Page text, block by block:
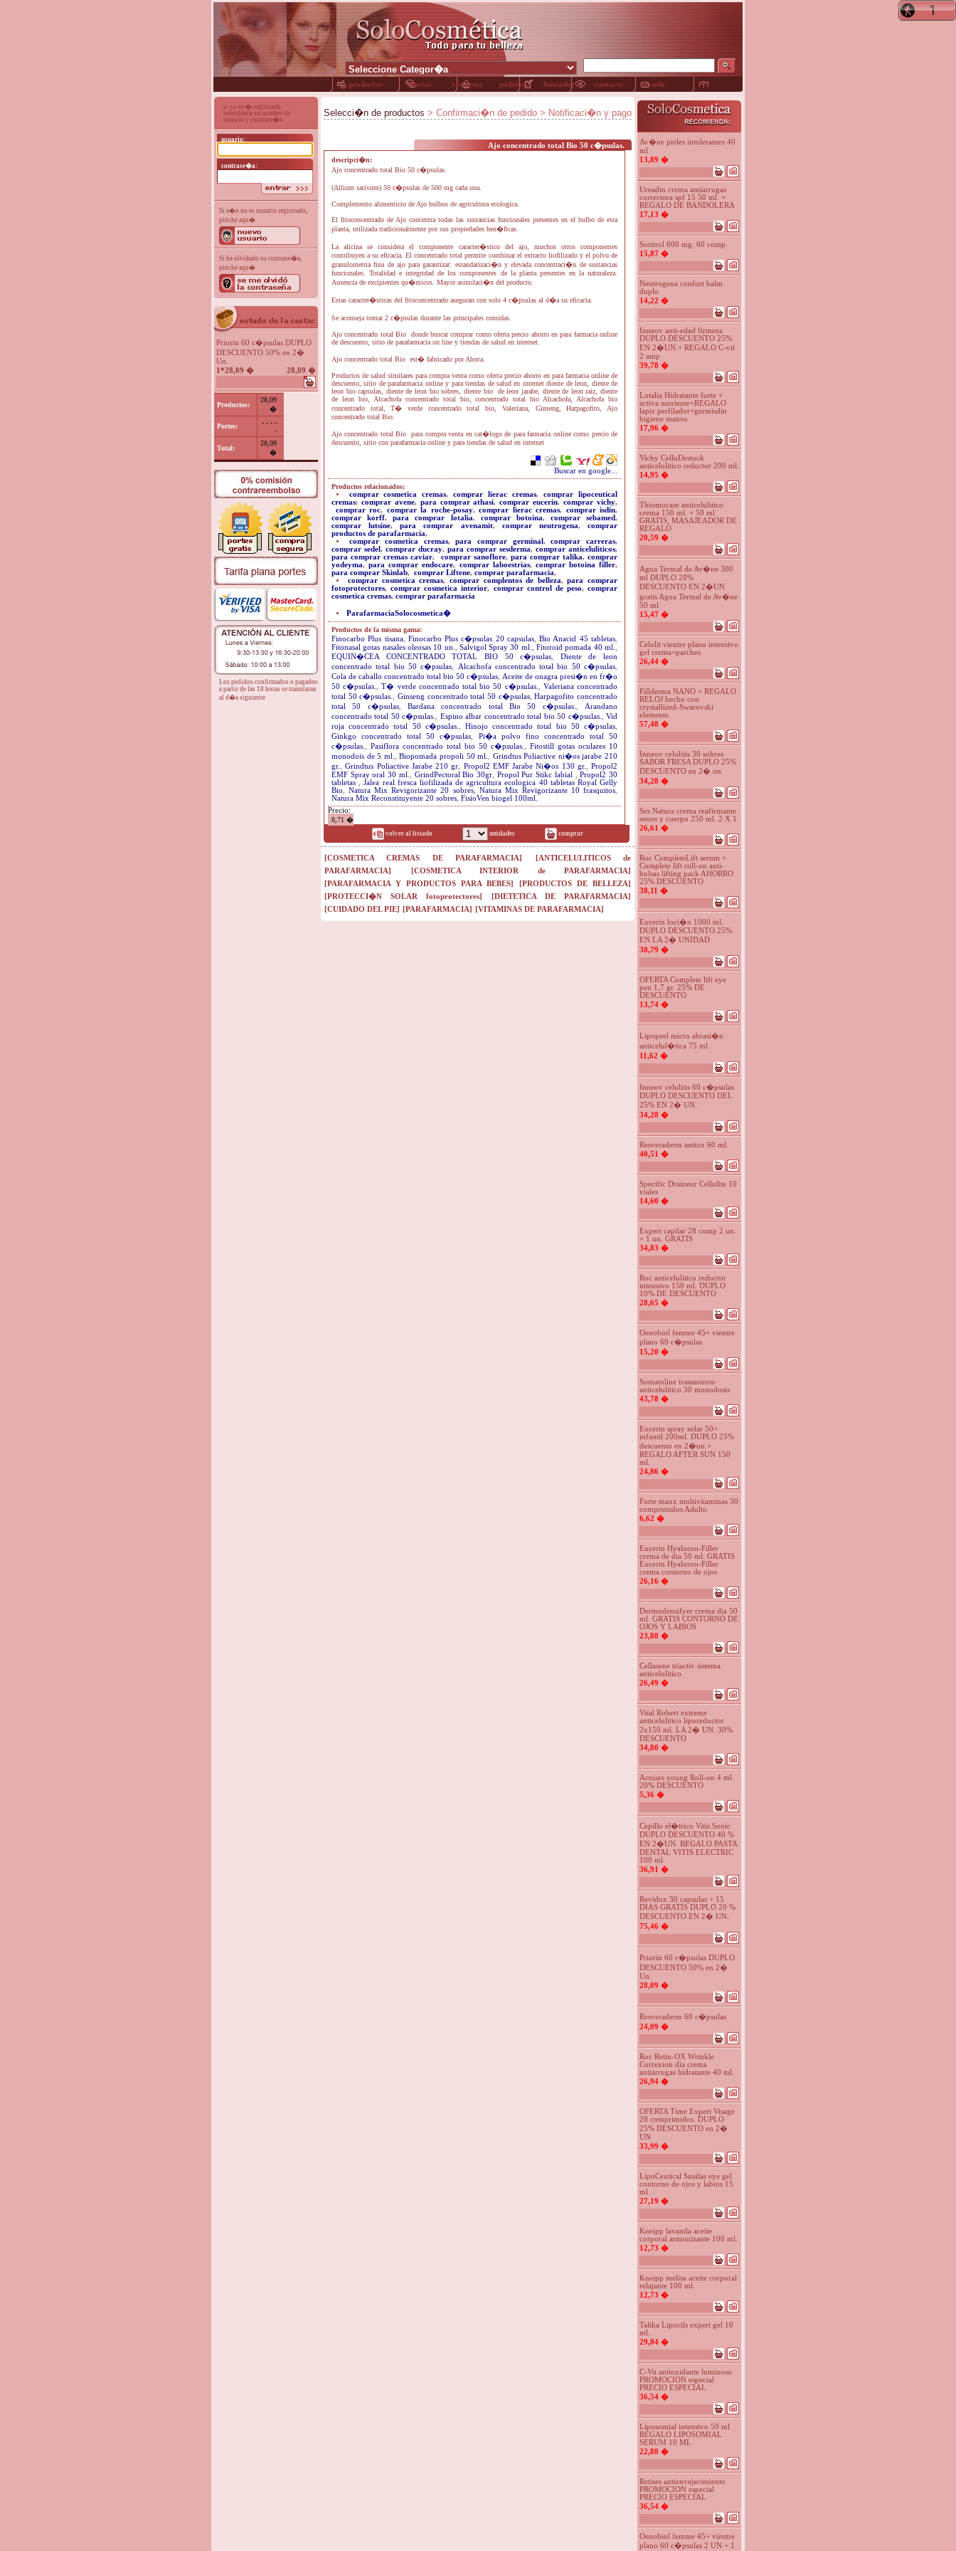
productos ofertas ver cesta pedidos buscador contacte ayuda
si ya est� registrado
introduzca su nombre de
usuario y contrase�a
usuario:
contrase�a:
Si a�n no es usuario registrado,
pinche aqu�
Si ha olvidado su contrase�a,
pinche aqu�
Priorin 60 c�psulas DUPLO
DESCUENTO 50% en 2�
Un.
1*28,09 �
28,09 �
Productos:
28,09
�
Portes:
- - - -
-
Total:
28,09
�
Los pedidos confirmados o pagados
a partir de las 18 horas se tramitaran
al d�a siguiente
Selecci�n de productos > Confirmaci�n de pedido > Notificaci�n y pago
Ajo concentrado total Bio 50 c�psulas.
descripci�n:
Ajo concentrado total Bio 50 c�psulas.
(Allium sativum) 50 c�psulas de 500 mg cada una.
Complemento alimenticio de Ajo bulbos de agricultura ecologica.
El fitoconcentrado de Ajo concentra todas las sustancias funcionales presentes en el bulbo de esta
planta, utilizada tradicionalmente por sus propiedades ben�ficas.
La alicina se considera el componente caracter�stico del ajo, muchos otros componentes
contribuyen a su eficacia. El concentrado total permite combinar el extracto liofilizado y el polvo de
granulometria fina de ajo para garantizar: estandarizaci�n y elevada concentraci�n de sustancias
funcionales. Totalidad e integridad de los componentes de la planta presentes en la naturaleza.
Ausencia de excipientes qu�micos. Mayor asimilaci�n del producto.
Estas caracter�sticas del fitoconcentrado aseguran con solo 4 c�psulas al d�a su eficacia.
Se aconseja tomar 2 c�psulas durante las principales comidas.
Ajo concentrado total Bio donde buscar comprar como oferta precio ahorro en para farmacia online
de descuento, sitio de parafarmacia on line y tiendas de salud en internet.
Ajo concentrado total Bio est� fabricado por Aboca.
Productos de salud similares para compra venta como oferta precio ahorro en para farmacia online de
descuento, sitio de parafarmacia online y para tiendas de salud en internet diente de leon, diente de
leon bio capsulas, diente de leon bio sobres, diente bio de leon jarabe, diente de leon raiz, diente
de leon bio, Alcachofa concentrado total bio, concentrado total bio Alcachofa, Alcachofa bio
concentrado total, T� verde concentrado total bio, Valeriana, Ginseng, Harpagofito, Ajo
concentrado total Bio.
Ajo concentrado total Bio para compra venta en cat�logo de para farmacia online como precio de
descuento, sitio con parafarmacia online y para tiendas de salud en internet
Buscar en google...
Productos relacionados:
comprar cosmetica cremas,comprar lierac cremas,comprar lipoceutical
cremas; comprar avene, para comprar athasi,comprar eucerin,comprar vichy,
comprar roc, comprar la roche-posay, comprar lierac cremas, comprar isdin,
comprar korff,para comprar lotalia, comprar botoina, comprar sebamed,
comprar lutsine,para comprar avenamit, comprar neutrogena,comprar
productos de parafarmacia,
comprar cosmetica cremas,para comprar germinal,comprar carreras,
comprar sedel, comprar ducray, para comprar sesderma, comprar anticeluliticos,
para comprar cremas caviar, comprar sanoflore, para comprar talika,comprar
yodeyma,para comprar endocare, comprar laboestrias, comprar botoina filler,
para comprar Skinlab, comprar Liftene, comprar parafarmacia,
comprar cosmetica cremas,comprar complentos de belleza,para comprar
fotoprotectores,comprar cosmetica interior, comprar control de peso, comprar
cosmetica cremas, comprar parafarmacia
ParafarmaciaSolocosmetica�
Productos de la misma gama:
Finocarbo Plus tisana, Finocarbo Plus c�psulas 20 capsulas,Bio Anacid 45 tabletas
Fitonasal gotas nasales oleosas 10 un.
Salvigol Spray 30 ml. ,Fitoroid pomada 40 ml.
EQUIN�CEA CONCENTRADO TOTAL BIO 50 c�psulas
Diente de leon
concentrado total bio 50 c�psulas
Alcachofa concentrado total bio 50 c�psulas
Cola de caballo concentrado total bio 50 c�psulas
Aceite de onagra presi�n en fr�o
50 c�psulas.
,T� verde concentrado total bio 50 c�psulas.
Valeriana concentrado
total 50 c�psulas.
,Ginseng concentrado total 50 c�psulas,Harpagofito concentrado
total 50 c�psulas,Bardana concentrado total Bio 50 c�psulas.
Arandano
concentrado total 50 c�psulas.
Espino albar concentrado total bio 50 c�psulas. ,Vid
roja concentrado total 50 c�psulas.
,Hinojo concentrado total bio 50 c�psulas
Ginkgo concentrado total 50 c�psulas
Pi�a polvo fino concentrado total 50
c�psulas.
Pasiflora concentrado total bio 50 c�psulas.
Fitostill gotas oculares 10
monodois de 5 ml.
,Biopomada propoli 50 ml.
Grindtus Poliactive ni�os jarabe 210
gr.
,Grindtus Poliactive Jarabe 210 gr Propol2 EMF Jarabe Ni�os 130 gr.
Propol2
EMF Spray oral 30 ml.
GrindPectoral Bio 30gr Propol Pur Stikc labial ,Propol2 30
tabletas
,Jalea real fresca liofilizada de agricultura ecologica 40 tabletas Royal Gelly
Bio ,Natura Mix Revigorizante 20 sobres, Natura Mix Revigorizante 10 frasquitos
Natura Mix Reconstituyente 20 sobres FisioVen biogel 100ml.
Precio:
8,71 �
volver al listado unidades comprar
[COSMETICA CREMAS DE PARAFARMACIA]
[ANTICELULITICOS de
PARAFARMACIA]
[COSMETICA INTERIOR de PARAFARMACIA]
[PARAFARMACIA Y PRODUCTOS PARA BEBES]
[PRODUCTOS DE BELLEZA]
[PROTECCI�N SOLAR fotoprotectores]
[DIETETICA DE PARAFARMACIA]
[CUIDADO DEL PIE] [PARAFARMACIA] [VITAMINAS DE PARAFARMACIA]
Av�ne pieles intolerantes 40
ml
13,89 �
Ureadin crema antiarrugas
correctora spf 15 50 ml. +
REGALO DE BANDOLERA
17,13 �
Soritrol 600 mg. 60 comp.
15,87 �
Neutrogena confort balm
duplo
14,22 �
Inneov anti-edad firmeza
DUPLO DESCUENTO 25%
EN 2�UN.+ REGALO C-vit
2 amp
39,78 �
Lotalia Hidratante forte +
activa nutriente+REGALO
lapiz perfilador+germisdin
higiene manos
17,96 �
Vichy CelluDestock
anticelulitico reductor 200 ml.
14,95 �
Thiomucase anticelulitico
crema 150 ml. + 50 ml
GRATIS, MASAJEADOR DE
REGALO
20,59 �
Agua Termal de Av�ne 300
ml DUPLO 20%
DESCUENTO EN 2�UN
gratis Agua Termal de Av�ne
50 ml
15,47 �
Celulit vientre plano intensivo
gel crema+parches
26,44 �
Fillderma NANO + REGALO
RELOJ hecho con
crystallized-Swarovski
elements.
57,48 �
Inneov celulitis 30 sobres
SABOR FRESA DUPLO 25%
DESCUENTO en 2� un
34,28 �
Ses Natura crema reafirmante
senos y cuerpo 250 ml. 2 X 1
26,61 �
Roc CompleteLift serum +
Complete lift roll-on anti-
bolsas lifting pack AHORRO
25% DESCUENTO
38,11 �
Eucerin loci�n 1000 ml.
DUPLO DESCUENTO 25%
EN LA 2� UNIDAD
38,79 �
OFERTA Complete lift eye
pen 1,7 gr. 25% DE
DESCUENTO
13,74 �
Lipopeel micro abrasi�n
anticelul�tica 75 ml.
11,62 �
Inneov celulitis 60 c�psulas
DUPLO DESCUENTO DEL
25% EN 2� UN.
34,28 �
Resveraderm antiox 60 ml.
40,51 �
Specific Draineur Cellulite 10
viales
14,60 �
Expert capilar 28 comp 2 un.
+ 1 un. GRATIS
34,83 �
Roc anticelulitico reductor
intensivo 150 ml. DUPLO
10% DE DESCUENTO
28,65 �
Oenobiol femme 45+ vientre
plano 60 c�psulas
15,20 �
Somatoline tratamiento
anticelulitico 30 monodosis
43,78 �
Eucerin spray solar 50+
infantil 200ml. DUPLO 25%
descuento en 2�un.+
REGALO AFTER SUN 150
ml.
24,86 �
Forte maxx multivitaminas 30
comprimidos Adulto
6,62 �
Eucerin Hyaluron-Filler
crema de dia 50 ml. GRATIS
Eucerin Hyaluron-Filler
crema contorno de ojos
26,16 �
Dermodensifyer crema dia 50
ml. GRATIS CONTORNO DE
OJOS Y LABIOS
23,88 �
Cellasene triactiv sistema
anticelulitico
26,49 �
Vital Robert extreme
anticelulitico liporeductor
2x150 ml. LA 2� UN. 30%
DESCUENTO
34,80 �
Acnises young Roll-on 4 ml.
20% DESCUENTO
5,36 �
Cepillo el�trico Vitis Sonic
DUPLO DESCUENTO 40 %
EN 2�UN. REGALO PASTA
DENTAL VITIS ELECTRIC
100 ml
36,91 �
Revidox 30 capsulas + 15
DIAS GRATIS DUPLO 20 %
DESCUENTO EN 2� UN.
75,46 �
Priorin 60 c�psulas DUPLO
DESCUENTO 50% en 2�
Un.
28,09 �
Resveraderm 60 c�psulas
24,09 �
Roc Retin-OX Wrinkle
Correxion dia crema
antiarrugas hidratante 40 ml.
26,94 �
OFERTA Time Expert Visage
28 comprimidos. DUPLO
25% DESCUENTO en 2�
UN
33,99 �
LipoCeutical Snailas eye gel
contorno de ojos y labios 15
ml
27,19 �
Kneipp lavanda aceite
corporal armonizante 100 ml.
12,73 �
Kneipp melisa aceite corporal
relajante 100 ml.
12,73 �
Talika Lipocils expert gel 10
ml.
29,84 �
C-Vit antioxidante luminoso
PROMOCION especial
PRECIO ESPECIAL
36,54 �
Liposomial intensivo 50 ml
REGALO LIPOSOMIAL
SERUM 10 ML
22,88 �
Retises antienvejecimiento
PROMOCION especial
PRECIO ESPECIAL
36,54 �
Oenobiol femme 45+ vientre
plano 60 c�psulas 2 UN + 1